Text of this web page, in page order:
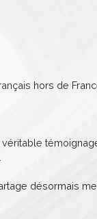
hors de
désormais